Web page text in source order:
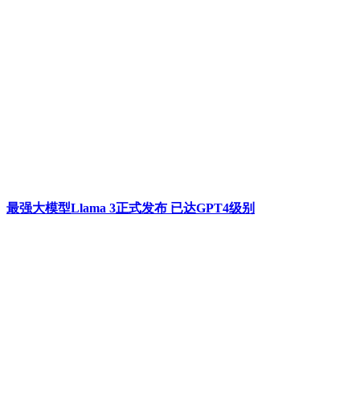
最强大模型Llama 3正式发布 已达GPT4级别